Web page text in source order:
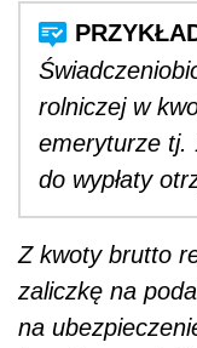
rolniczej w
emeryturze tj.
do wypłaty
Z kwoty brutto
zaliczkę na
na